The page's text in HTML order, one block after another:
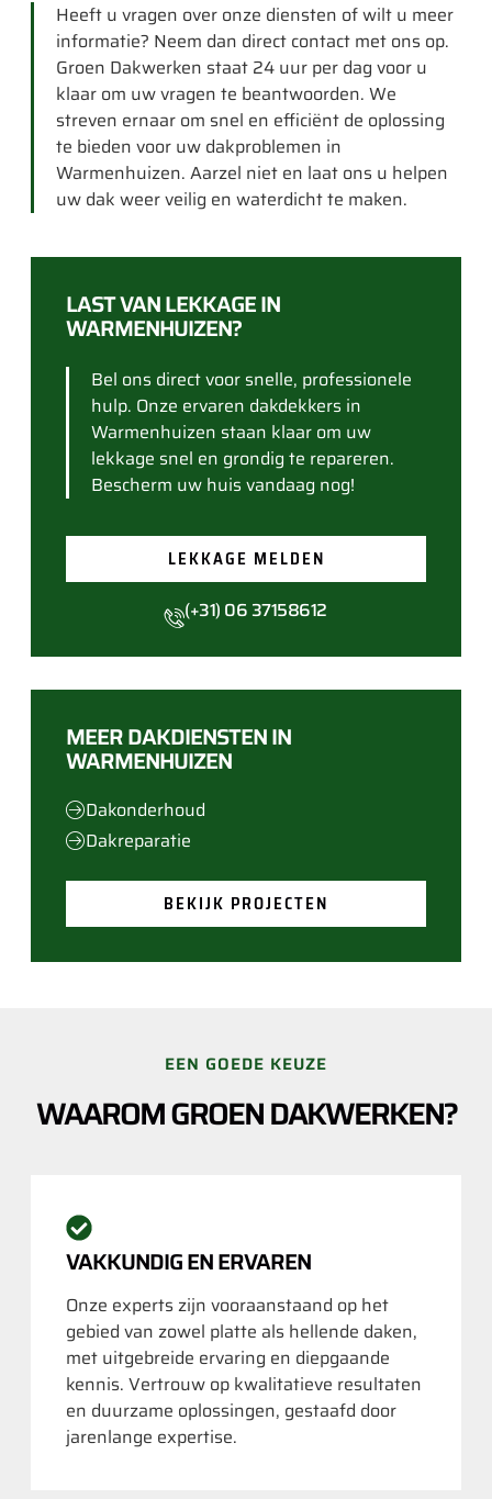
Heeft u vragen over onze diensten of wilt u meer
informatie? Neem dan direct contact met ons op.
Groen Dakwerken staat 24 uur per dag voor u
klaar om uw vragen te beantwoorden. We
streven ernaar om snel en efficiënt de oplossing
te bieden voor uw dakproblemen in
Warmenhuizen. Aarzel niet en laat ons u helpen
uw dak weer veilig en waterdicht te maken.
LAST VAN LEKKAGE IN
WARMENHUIZEN?
Bel ons direct voor snelle, professionele
hulp. Onze ervaren dakdekkers in
Warmenhuizen staan klaar om uw
lekkage snel en grondig te repareren.
Bescherm uw huis vandaag nog!
LEKKAGE MELDEN
(+31) 06 37158612
MEER DAKDIENSTEN IN
WARMENHUIZEN
Dakonderhoud
Dakreparatie
BEKIJK PROJECTEN
EEN GOEDE KEUZE
WAAROM GROEN DAKWERKEN?
VAKKUNDIG EN ERVAREN
Onze experts zijn vooraanstaand op het
gebied van zowel platte als hellende daken,
met uitgebreide ervaring en diepgaande
kennis. Vertrouw op kwalitatieve resultaten
en duurzame oplossingen, gestaafd door
jarenlange expertise.